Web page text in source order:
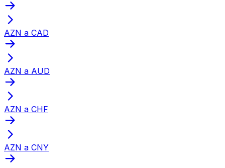
AZN a CAD
AZN a AUD
AZN a CHF
AZN a CNY